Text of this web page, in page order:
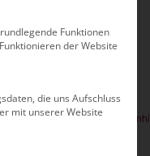
und
Suche
in der stationären
Gruppen, für die
Funktionen
der Website
die uns Aufschluss
mit unserer Website